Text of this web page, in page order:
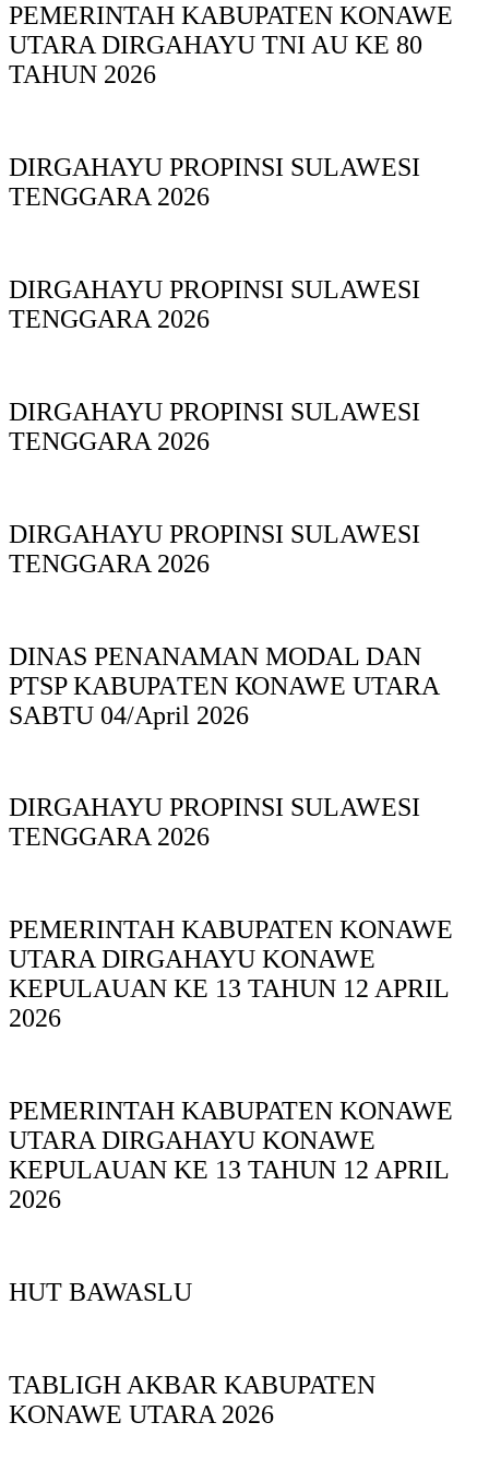
PEMERINTAH KABUPATEN KONAWE
UTARA DIRGAHAYU TNI AU KE 80
TAHUN 2026
DIRGAHAYU PROPINSI SULAWESI
TENGGARA 2026
DIRGAHAYU PROPINSI SULAWESI
TENGGARA 2026
DIRGAHAYU PROPINSI SULAWESI
TENGGARA 2026
DIRGAHAYU PROPINSI SULAWESI
TENGGARA 2026
DINAS PΕΝΑΝΑΜAN MODAL DAN
PTSP KABUPAΤΕΝ ΚΟNAWE UTARA
SABTU 04/April 2026
DIRGAHAYU PROPINSI SULAWESI
TENGGARA 2026
PEMERINTAH KABUPATEN KONAWE
UTARA DIRGAHAYU KONAWE
KEPULAUAN KE 13 TAHUN 12 APRIL
2026
PEMERINTAH KABUPATEN KONAWE
UTARA DIRGAHAYU KONAWE
KEPULAUAN KE 13 TAHUN 12 APRIL
2026
HUT BAWASLU
TABLIGH AKBAR KABUPATEN
KONAWE UTARA 2026